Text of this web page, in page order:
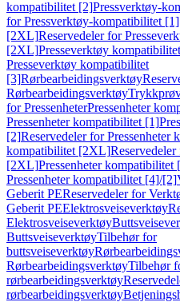
kompatibilitet [2]Pressverktøy-
for Pressverktøy-kompatibilitet
[2XL]Reservedeler for
[2XL]Presseverktøy
Presseverktøy kompatibilitet
[3]Rørbearbeidingsverktøy
Rørbearbeidingsverktøy
for PressenheterPressenheter
Pressenheter kompatibilitet [1]
[2]Reservedeler for Pressenheter
kompatibilitet [2XL]
[2XL]Pressenheter kompatibilitet
Pressenheter kompatibilitet [4]/[2]
Geberit PEReservedeler for
Geberit PEElektrosveiseverktøy
Elektrosveiseverktøy
ButtsveiseverktøyTilbehør for
buttsveiseverktøy
RørbearbeidingsverktøyTilbehør
rørbearbeidingsverktøy
rørbearbeidingsverktøy